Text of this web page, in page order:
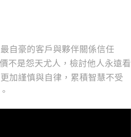
自豪的客戶與夥伴關係信任
不是怨天尤人，檢討他人永遠看
加謹慎與自律，累積智慧不受